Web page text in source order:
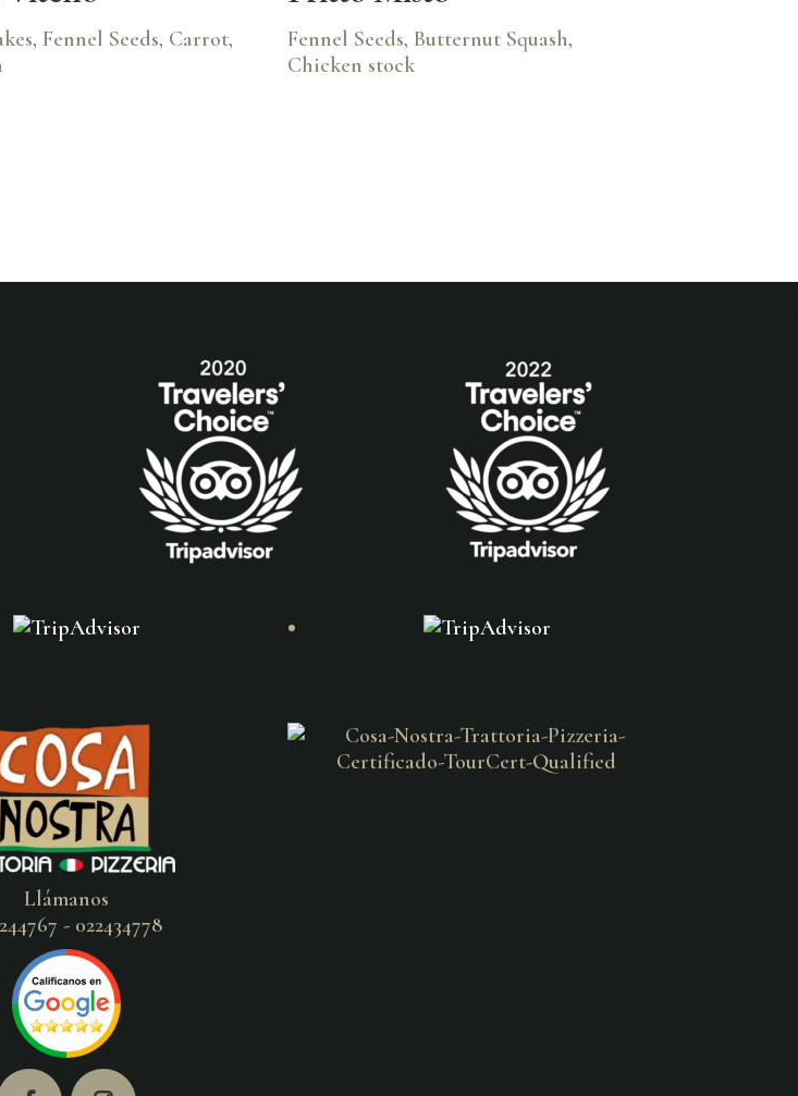
Fennel Seeds, Carrot,
Fennel Seeds, Butternut Squash,
Chicken stock
Llámanos
- 022434778